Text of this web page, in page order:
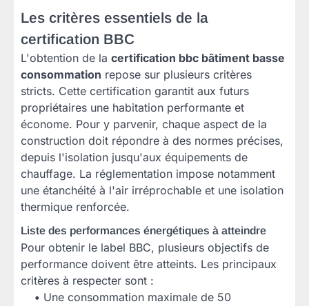
Les critères essentiels de la
certification BBC
L'obtention de la certification bbc bâtiment basse
consommation repose sur plusieurs critères
stricts. Cette certification garantit aux futurs
propriétaires une habitation performante et
économe. Pour y parvenir, chaque aspect de la
construction doit répondre à des normes précises,
depuis l'isolation jusqu'aux équipements de
chauffage. La réglementation impose notamment
une étanchéité à l'air irréprochable et une isolation
thermique renforcée.
Liste des performances énergétiques à atteindre
Pour obtenir le label BBC, plusieurs objectifs de
performance doivent être atteints. Les principaux
critères à respecter sont :
• Une consommation maximale de 50